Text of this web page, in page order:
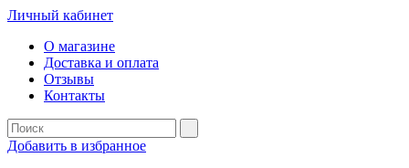
Личный кабинет
О магазине
Доставка и оплата
Отзывы
Контакты
Добавить в избранное